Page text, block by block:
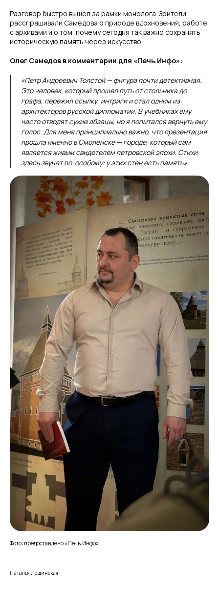
Разговор быстро вышел за рамки монолога. Зрители
расспрашивали Самедова о природе вдохновения, работе
с архивами и о том, почему сегодня так важно сохранять
историческую память через искусство.
Олег Самедов в комментарии для «Печь.Инфо»:
«Петр Андреевич Толстой — фигура почти детективная.
Это человек, который прошел путь от стольника до
графа, пережил ссылку, интриги и стал одним из
архитекторов русской дипломатии. В учебниках ему
часто отводят сухие абзацы, но я попытался вернуть ему
голос. Для меня принципиально важно, что презентация
прошла именно в Смоленске — городе, который сам
является живым свидетелем петровской эпохи. Стихи
здесь звучат по-особому: у этих стен есть память».
Фото: предоставлено «Печь.Инфо»
Наталья Лещинская